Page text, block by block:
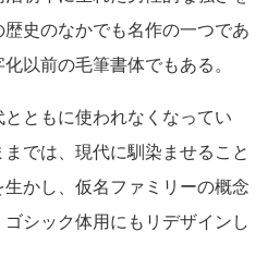
史のなかでも名作の一つであ
以前の毛筆書体でもある。
ともに使われなくなってい
では、現代に馴染ませること
かし、仮名ファミリーの概念
シック体用にもリデザインし